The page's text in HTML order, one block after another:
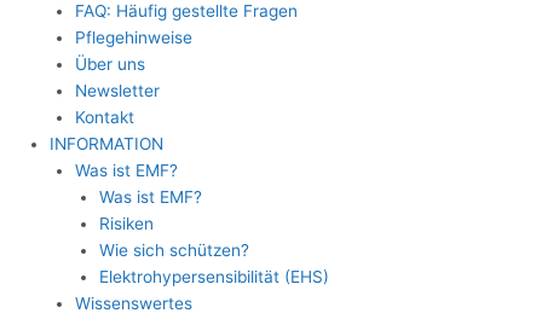
FAQ: Häufig gestellte Fragen
Pflegehinweise
Über uns
Newsletter
Kontakt
INFORMATION
Was ist EMF?
Was ist EMF?
Risiken
Wie sich schützen?
Elektrohypersensibilität (EHS)
Wissenswertes